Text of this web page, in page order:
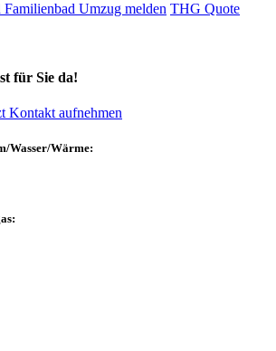
Familienbad Umzug melden THG Quote
für Sie da!
Kontakt aufnehmen
Wasser/Wärme: